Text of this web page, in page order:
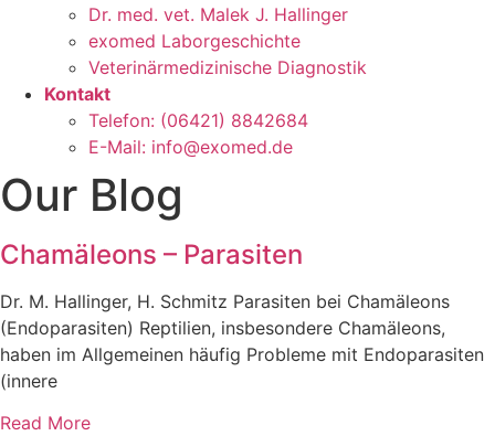
Dr. med. vet. Malek J. Hallinger
exomed Laborgeschichte
Veterinärmedizinische Diagnostik
Kontakt
Telefon: (06421) 8842684
E-Mail: info@exomed.de
Our Blog
Chamäleons – Parasiten
Dr. M. Hallinger, H. Schmitz Parasiten bei Chamäleons
(Endoparasiten) Reptilien, insbesondere Chamäleons,
haben im Allgemeinen häufig Probleme mit Endoparasiten
(innere
Read More